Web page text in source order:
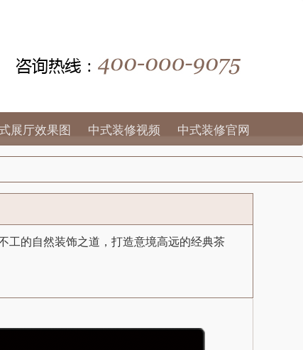
展厅效果图 中式装修视频 中式装修官网
工的自然装饰之道，打造意境高远的经典茶